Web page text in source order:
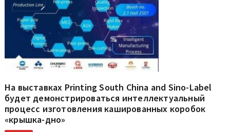
На выставках Printing South China and Sino-Label
будет демонстрироваться интеллектуальный
процесс изготовления кашированных коробок
«крышка-дно»